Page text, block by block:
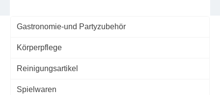
Gastronomie-und Partyzubehör
Körperpflege
Reinigungsartikel
Spielwaren